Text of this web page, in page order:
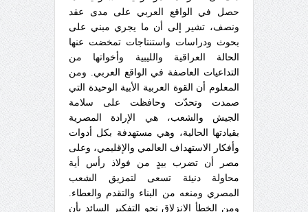
حصل في الواقع العربي على مدى عقد
ونصف، تشير إلى أن ما يجري مبني على
بحوث ودراسات واستنتاجات تمخضت عنها
الحالة العراقية والليبية وأخواتها من
التداعيات العاصفة في الواقع العربي. ومن
المعلوم أن القوة العربية الأبية الوحيدة التي
صمدت وتحدّت وحافظت على سلامة
الجيش والشعب، هي الإرادة المصرية
بقيادتها الحالية، وهي مستهدفة بكل أدوات
وأفكار الاستهداف العالمي والإقليمي، وعلى
مصر أن تضرب بيدٍ من فولاذ رأس أية
محاولة دنيئة تسعى لتمزيق الشعب
المصري ومنعه من البناء والتقدم والعطاء.
ومن الخطأ الانزلاق نحو التفكير السائد بأن